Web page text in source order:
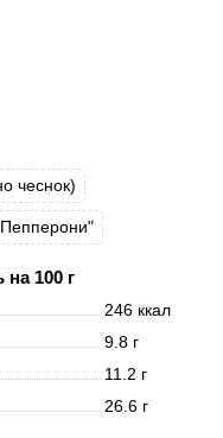
чеснок)
на 100 г
246 ккал
9.8 г
11.2 г
26.6 г